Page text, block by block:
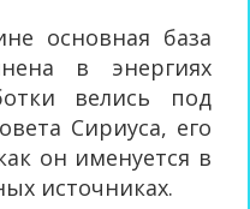
основная база
в энергиях
велись под
Сириуса, его
он именуется в
источниках.